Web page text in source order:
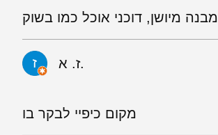
מבנה מיושן, דוכני אוכל כמו בשוק
ז. א.
מקום כיפיי לבקר בו